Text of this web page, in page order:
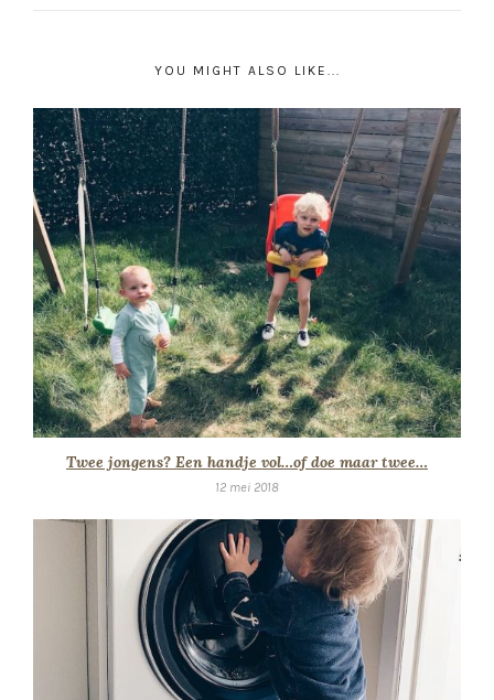
YOU MIGHT ALSO LIKE...
Twee jongens? Een handje vol…of doe maar twee…
12 mei 2018